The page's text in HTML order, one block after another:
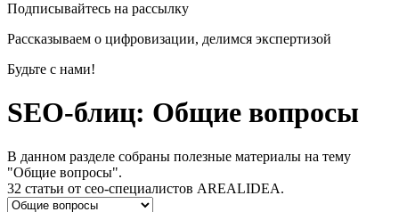
Подписывайтесь на рассылку
Рассказываем о цифровизации, делимся экспертизой
Будьте с нами!
SEO-блиц: Общие вопросы
В данном разделе собраны полезные материалы на тему
"Общие вопросы".
32 статьи от сео-специалистов AREALIDEA.